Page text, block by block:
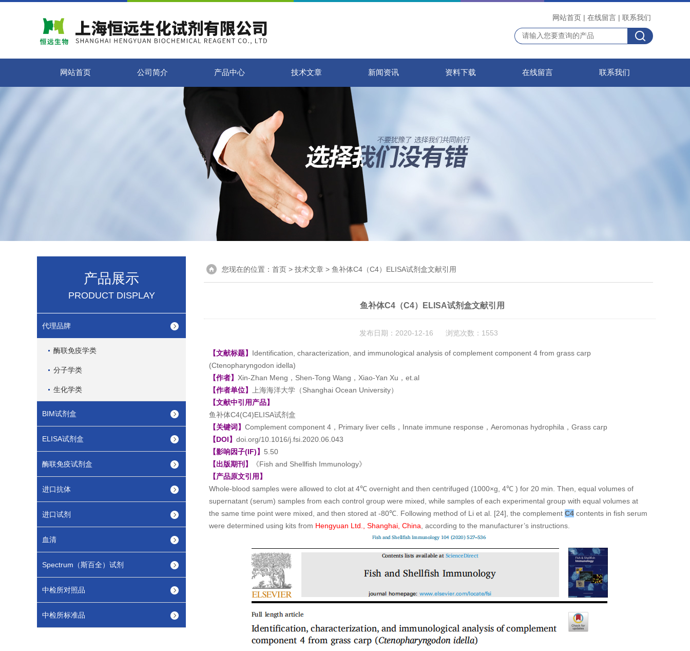
网站首页 | 在线留言 | 联系我们
网站首页 公司简介 产品中心 技术文章 新闻资讯 资料下载 在线留言 联系我们
产品展示
PRODUCT DISPLAY
代理品牌
酶联免疫学类
分子学类
生化学类
BIM试剂盒
ELISA试剂盒
酶联免疫试剂盒
进口抗体
进口试剂
血清
Spectrum（斯百全）试剂
中检所对照品
中检所标准品
您现在的位置： 首页 > 技术文章 > 鱼补体C4（C4）ELISA试剂盒文献引用
鱼补体C4（C4）ELISA试剂盒文献引用
发布日期：2020-12-16 浏览次数：1553
【文献标题】 Identification, characterization, and immunological analysis of complement component 4 from grass carp
(Ctenopharyngodon idella)
【作者】 Xin-Zhan Meng，Shen-Tong Wang，Xiao-Yan Xu，et.al
【作者单位】
上海海洋大学（Shanghai Ocean University）
【文献中引用产品】
鱼补体C4(C4)ELISA试剂盒
【关键词】 Complement component 4，Primary liver cells，Innate immune response，Aeromonas hydrophila，Grass carp
【DOI】 doi.org/10.1016/j.fsi.2020.06.043
【影响因子(IF)】 5.50
【出版期刊】
《Fish and Shellfish Immunology》
【产品原文引用】
Whole-blood samples were allowed to clot at 4℃ overnight and then centrifuged (1000×g, 4℃ ) for 20 min. Then, equal volumes of
supernatant (serum) samples from each control group were mixed, while samples of each experimental group with equal volumes at
the same time point were mixed, and then stored at -80℃. Following method of Li et al. [24], the complement C4 contents in fish serum
were determined using kits from Hengyuan Ltd., Shanghai, China , according to the manufacturer’s instructions.